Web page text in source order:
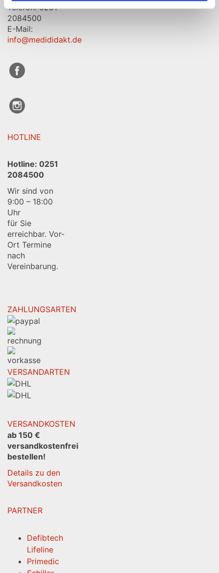
Telefon: 0251
2084500
E-Mail:
info@medididakt.de
HOTLINE
Hotline: 0251
2084500
Wir sind von
9:00 – 18:00
Uhr
für Sie
erreichbar. Vor-
Ort Termine
nach
Vereinbarung.
ZAHLUNGSARTEN
VERSANDARTEN
VERSANDKOSTEN
ab 150 €
versandkostenfrei
bestellen!
Details zu den
Versandkosten
PARTNER
Defibtech
Lifeline
Primedic